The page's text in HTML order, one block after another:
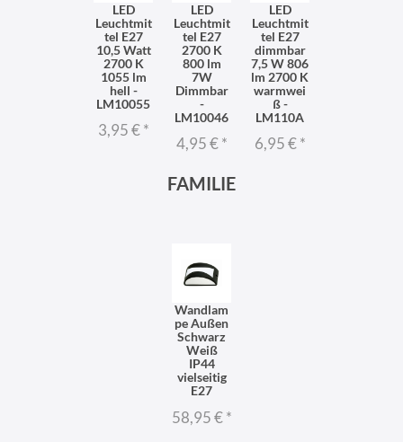
LED
Leuchtmit
tel E27
10,5 Watt
2700 K
1055 lm
hell -
LM10055
3,95 €*
LED
Leuchtmit
tel E27
2700 K
800 lm
7W
Dimmbar
-
LM10046
4,95 €*
LED
Leuchtmit
tel E27
dimmbar
7,5 W 806
lm 2700 K
warmwei
ß -
LM110A
6,95 €*
FAMILIE
Wandlam
pe Außen
Schwarz
Weiß
IP44
vielseitig
E27
58,95 €*